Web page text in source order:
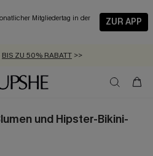
Mitgliedertag in der
ZUR APP
SCHNELLVERSAND-ARTIKEL >>
BIS ZU 50% RABATT >>
ZU -20% EXTRA ERHALTEN
VERSAND AB 89 €
und Hipster-Bikini-